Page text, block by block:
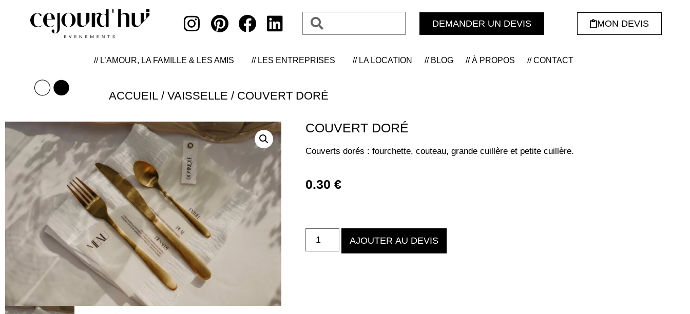
DEMANDER UN DEVIS MON DEVIS
// L’AMOUR, LA FAMILLE & LES AMIS // LES ENTREPRISES // LA LOCATION // BLOG // À PROPOS // CONTACT
ACCUEIL/ VAISSELLE / COUVERT DORÉ
COUVERT DORÉ
Couverts dorés : fourchette, couteau, grande cuillère et petite cuillère.
0.30€
AJOUTER AU DEVIS